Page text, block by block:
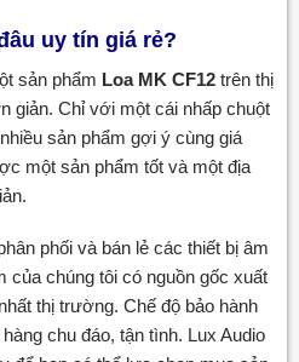
uy tín giá rẻ?
sản phẩm Loa MK CF12trên thị
giản. Chỉ với một cái nhấp chuột
sản phẩm gợi ý cùng giá
một sản phẩm tốt và một địa
phối và bán lẻ các thiết bị âm
của chúng tôi có nguồn gốc xuất
thị trường. Chế độ bảo hành
chu đáo, tận tình. Lux Audio